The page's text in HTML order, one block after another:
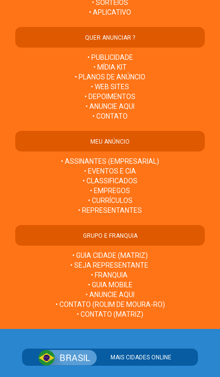
• SORTEIOS
• APLICATIVO
QUER ANUNCIAR ?
• PUBLICIDADE
• MÍDIA KIT
• PLANOS DE ANÚNCIO
• WEB SITES
• DEPOIMENTOS
• ANUNCIE AQUI
• CONTATO
MEU ANÚNCIO
• ASSINANTES (EMPRESARIAL)
• EVENTOS E CIA
• CLASSIFICADOS
• EMPREGOS
• CURRÍCULOS
• REPRESENTANTES
GRUPO E FRANQUIA
• GUIA CIDADE (MATRIZ)
• SEJA REPRESENTANTE
• FRANQUIA
• GUIA MOBILE
• ANUNCIE AQUI
• CONTATO (ROLIM DE MOURA-RO)
• CONTATO (MATRIZ)
MAIS CIDADES ONLINE